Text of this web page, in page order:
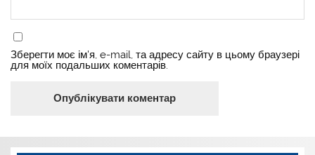
Зберегти моє ім'я, e-mail, та адресу сайту в цьому браузері
для моїх подальших коментарів.